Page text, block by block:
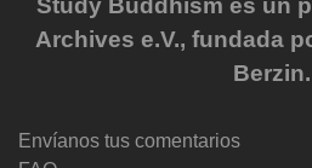
Study Buddhism es un
Archives e.V., fundada
Berzin.
Envíanos tus comentarios